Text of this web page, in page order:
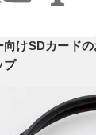
向けSDカード
プ